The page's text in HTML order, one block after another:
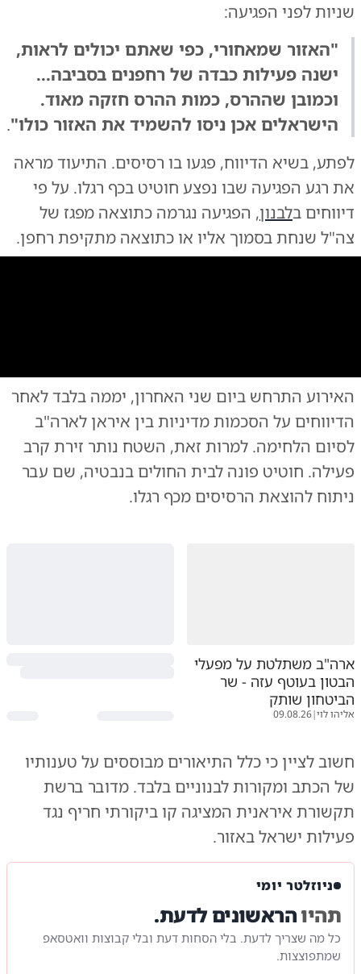
שניות לפני הפגיעה:
"האזור שמאחורי, כפי שאתם יכולים לראות,
ישנה פעילות כבדה של רחפנים בסביבה...
וכמובן שההרס, כמות ההרס חזקה מאוד.
הישראלים אכן ניסו להשמיד את האזור כולו".
לפתע, בשיא הדיווח, פגעו בו רסיסים. התיעוד מראה
את רגע הפגיעה שבו נפצע חוטיט בכף רגלו. על פי
דיווחים בלבנון, הפגיעה נגרמה כתוצאה מפגז של
צה"ל שנחת בסמוך אליו או כתוצאה מתקיפת רחפן.
עיתונאי האדי חוטיט נפגע |צילום:צילום: רשתות ערביות
האירוע התרחש ביום שני האחרון, יממה בלבד לאחר
הדיווחים על הסכמות מדיניות בין איראן לארה"ב
לסיום הלחימה. למרות זאת, השטח נותר זירת קרב
פעילה. חוטיט פונה לבית החולים בנבטיה, שם עבר
ניתוח להוצאת הרסיסים מכף רגלו.
ארה"ב משתלטת על מפעלי
הבטון בעוטף עזה - שר
הביטחון שותק
אליהו לוי|
09.08.26
חשוב לציין כי כלל התיאורים מבוססים על טענותיו
של הכתב ומקורות לבנוניים בלבד. מדובר ברשת
תקשורת איראנית המציגה קו ביקורתי חריף נגד
פעילות ישראל באזור.
ניוזלטר יומי
תהיוהראשונים לדעת.
כל מה שצריך לדעת. בלי הסחות דעת ובלי קבוצות וואטסאפ
שמתפוצצות.